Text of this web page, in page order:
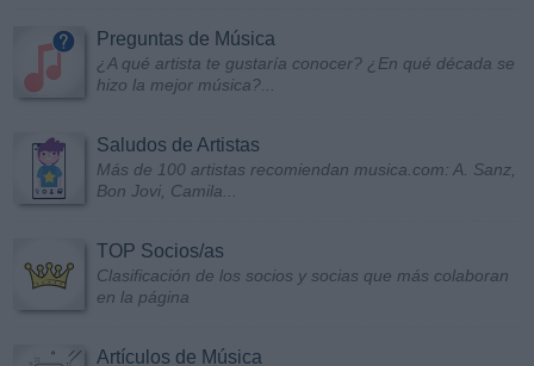
Preguntas de Música
¿A qué artista te gustaría conocer? ¿En qué década se
hizo la mejor música?...
Saludos de Artistas
Más de 100 artistas recomiendan musica.com: A. Sanz,
Bon Jovi, Camila...
TOP Socios/as
Clasificación de los socios y socias que más colaboran
en la página
Artículos de Música